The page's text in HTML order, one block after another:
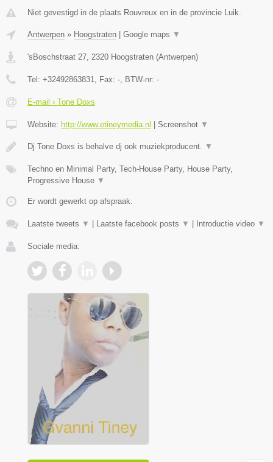
Niet gevestigd in de plaats Rouvreux en in de provincie Luik.
Antwerpen » Hoogstraten Google maps ▼
'sBoschstraat 27, 2320 Hoogstraten (Antwerpen)
Tel: +32492863831, Fax: -, BTW-nr: -
E-mail › Tone Doxs
Website: http://www.etineymedia.nl Screenshot ▼
Dj Tone Doxs is behalve dj ook muziekproducent. ▼
Techno en Minimal Party, Tech-House Party, House Party,
Progressive House ▼
Er wordt gewerkt op afspraak.
Laatste tweets ▼ Laatste facebook posts ▼ Introductie video ▼
Sociale media: